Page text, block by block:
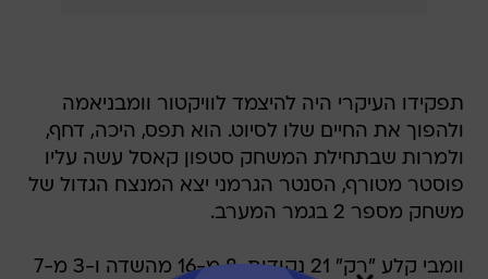
תפקידו העיקרי היה להיצמד לוויקטור וומבניאמה
ולהפוך את החיים שלו לסיוט. הוא תפס, היכה, דחף,
ולמרות שבתחילת המשחק סטפון קאסל עשה עליו
פוסטר מטורף, הסנטר הגרמני יצא המנצח הגדול של
משחק מספר 2 בגמר המערב.
וומבי קלע "רק" 21 נקודות, 8 מ-16 מהשדה ו-3 מ-7